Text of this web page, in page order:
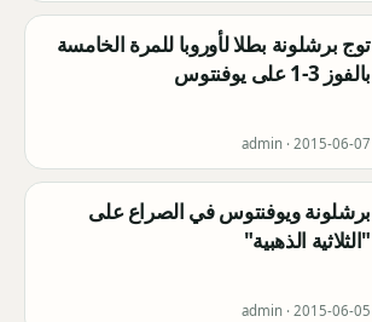
توج برشلونة بطلا لأوروبا للمرة الخامسة
بالفوز 3-1 على يوفنتوس
admin · 2015-06-07
برشلونة ويوفنتوس في الصراع على
"الثلاثية الذهبية"
admin · 2015-06-05